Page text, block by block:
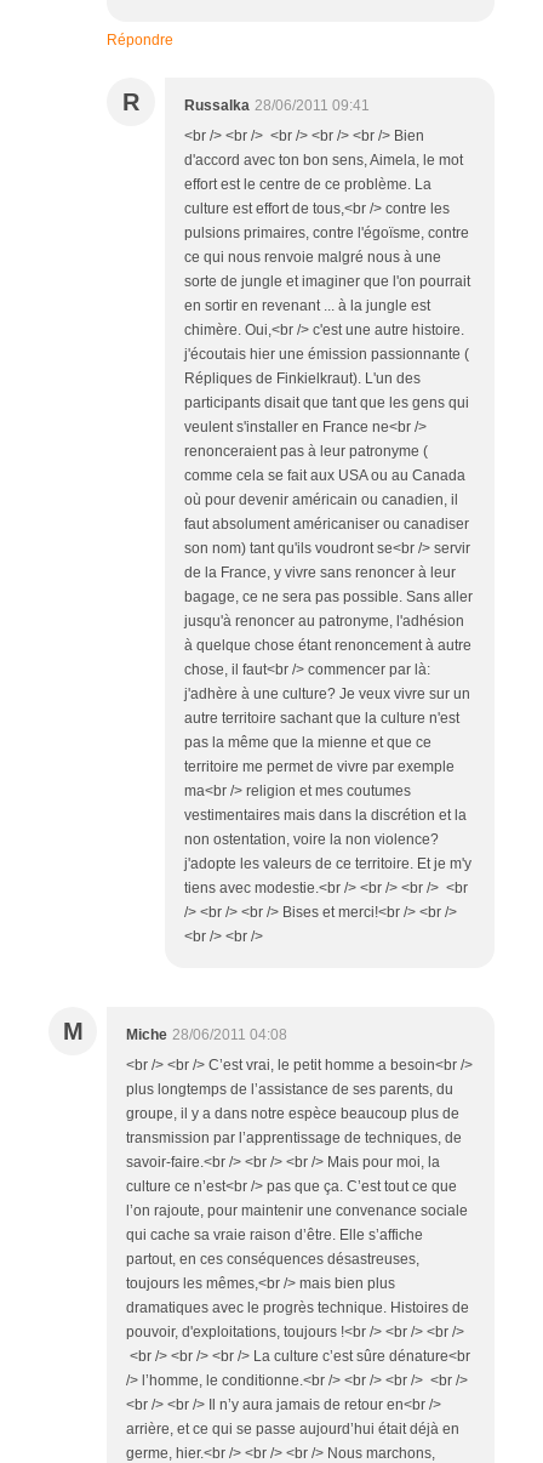
Répondre
R Russalka 28/06/2011 09:41
<br /> <br /> <br /> <br /> <br /> Bien
d'accord avec ton bon sens, Aimela, le mot
effort est le centre de ce problème. La
culture est effort de tous,<br /> contre les
pulsions primaires, contre l'égoïsme, contre
ce qui nous renvoie malgré nous à une
sorte de jungle et imaginer que l'on pourrait
en sortir en revenant ... à la jungle est
chimère. Oui,<br /> c'est une autre histoire.
j'écoutais hier une émission passionnante (
Répliques de Finkielkraut). L'un des
participants disait que tant que les gens qui
veulent s'installer en France ne<br />
renonceraient pas à leur patronyme (
comme cela se fait aux USA ou au Canada
où pour devenir américain ou canadien, il
faut absolument américaniser ou canadiser
son nom) tant qu'ils voudront se<br /> servir
de la France, y vivre sans renoncer à leur
bagage, ce ne sera pas possible. Sans aller
jusqu'à renoncer au patronyme, l'adhésion
à quelque chose étant renoncement à autre
chose, il faut<br /> commencer par là:
j'adhère à une culture? Je veux vivre sur un
autre territoire sachant que la culture n'est
pas la même que la mienne et que ce
territoire me permet de vivre par exemple
ma<br /> religion et mes coutumes
vestimentaires mais dans la discrétion et la
non ostentation, voire la non violence?
j'adopte les valeurs de ce territoire. Et je m'y
tiens avec modestie.<br /> <br /> <br /> <br
/> <br /> <br /> Bises et merci!<br /> <br />
<br /> <br />
M Miche 28/06/2011 04:08
<br /> <br /> C’est vrai, le petit homme a besoin<br />
plus longtemps de l’assistance de ses parents, du
groupe, il y a dans notre espèce beaucoup plus de
transmission par l’apprentissage de techniques, de
savoir-faire.<br /> <br /> <br /> Mais pour moi, la
culture ce n’est<br /> pas que ça. C’est tout ce que
l’on rajoute, pour maintenir une convenance sociale
qui cache sa vraie raison d’être. Elle s’affiche
partout, en ces conséquences désastreuses,
toujours les mêmes,<br /> mais bien plus
dramatiques avec le progrès technique. Histoires de
pouvoir, d'exploitations, toujours !<br /> <br /> <br />
<br /> <br /> <br /> La culture c’est sûre dénature<br
/> l’homme, le conditionne.<br /> <br /> <br /> <br />
<br /> <br /> Il n’y aura jamais de retour en<br />
arrière, et ce qui se passe aujourd’hui était déjà en
germe, hier.<br /> <br /> <br /> Nous marchons,